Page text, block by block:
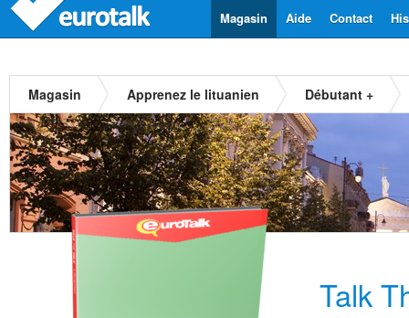
Contact
Aide
Magasin
Magasin Apprenez le lituanien Débutant +
Talk